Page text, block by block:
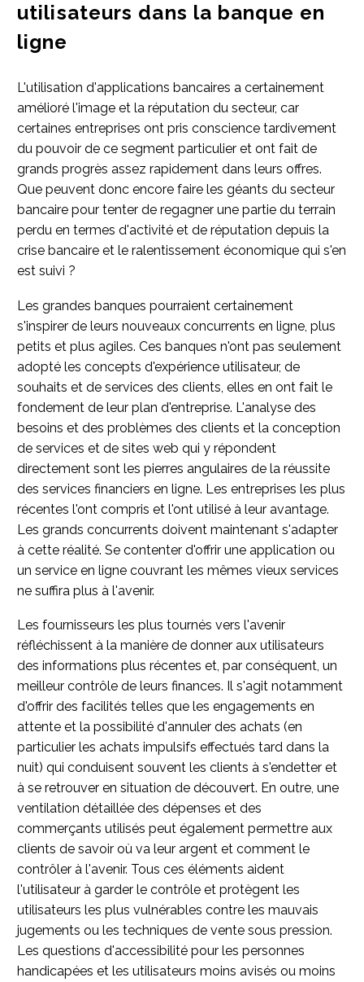
utilisateurs dans la banque en
ligne
L'utilisation d'applications bancaires a certainement
amélioré l'image et la réputation du secteur, car
certaines entreprises ont pris conscience tardivement
du pouvoir de ce segment particulier et ont fait de
grands progrès assez rapidement dans leurs offres.
Que peuvent donc encore faire les géants du secteur
bancaire pour tenter de regagner une partie du terrain
perdu en termes d'activité et de réputation depuis la
crise bancaire et le ralentissement économique qui s'en
est suivi ?
Les grandes banques pourraient certainement
s'inspirer de leurs nouveaux concurrents en ligne, plus
petits et plus agiles. Ces banques n'ont pas seulement
adopté les concepts d'expérience utilisateur, de
souhaits et de services des clients, elles en ont fait le
fondement de leur plan d'entreprise. L'analyse des
besoins et des problèmes des clients et la conception
de services et de sites web qui y répondent
directement sont les pierres angulaires de la réussite
des services financiers en ligne. Les entreprises les plus
récentes l'ont compris et l'ont utilisé à leur avantage.
Les grands concurrents doivent maintenant s'adapter
à cette réalité. Se contenter d'offrir une application ou
un service en ligne couvrant les mêmes vieux services
ne suffira plus à l'avenir.
Les fournisseurs les plus tournés vers l'avenir
réfléchissent à la manière de donner aux utilisateurs
des informations plus récentes et, par conséquent, un
meilleur contrôle de leurs finances. Il s'agit notamment
d'offrir des facilités telles que les engagements en
attente et la possibilité d'annuler des achats (en
particulier les achats impulsifs effectués tard dans la
nuit) qui conduisent souvent les clients à s'endetter et
à se retrouver en situation de découvert. En outre, une
ventilation détaillée des dépenses et des
commerçants utilisés peut également permettre aux
clients de savoir où va leur argent et comment le
contrôler à l'avenir. Tous ces éléments aident
l'utilisateur à garder le contrôle et protègent les
utilisateurs les plus vulnérables contre les mauvais
jugements ou les techniques de vente sous pression.
Les questions d'accessibilité pour les personnes
handicapées et les utilisateurs moins avisés ou moins